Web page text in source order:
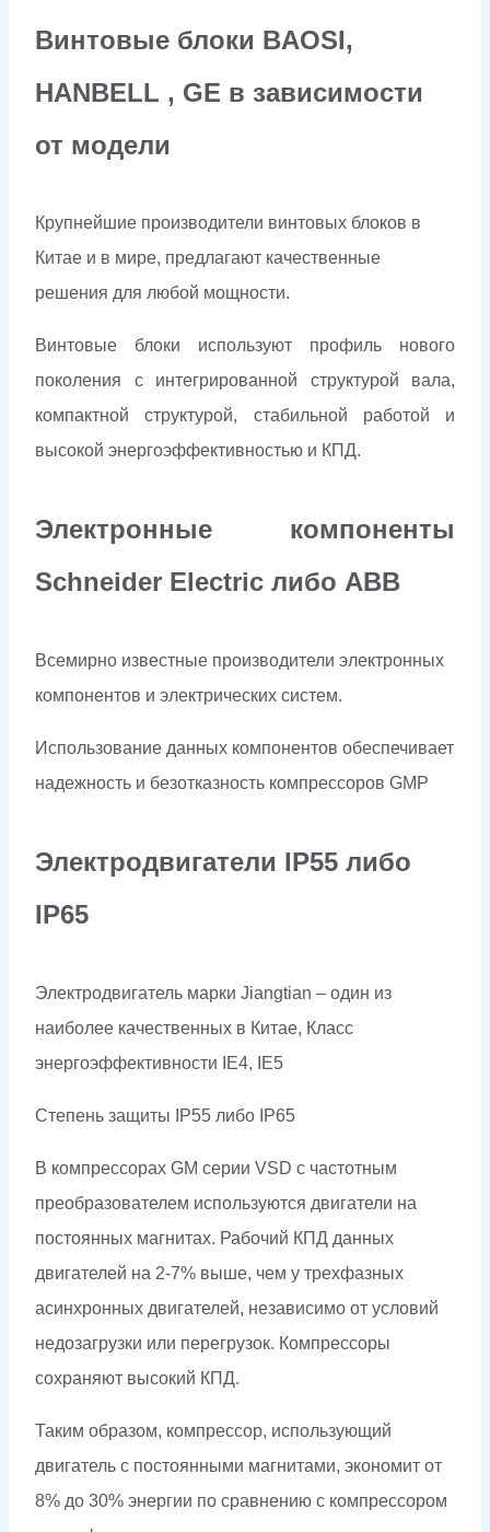
Винтовые блоки BAOSI,
HANBELL , GE в зависимости
от модели
Крупнейшие производители винтовых блоков в
Китае и в мире, предлагают качественные
решения для любой мощности.
Винтовые блоки используют профиль нового
поколения с интегрированной структурой вала,
компактной структурой, стабильной работой и
высокой энергоэффективностью и КПД.
Электронные компоненты
Schneider Electriс либо ABB
Всемирно известные производители электронных
компонентов и электрических систем.
Использование данных компонентов обеспечивает
надежность и безотказность компрессоров GMP
Электродвигатели IP55 либо
IP65
Электродвигатель марки Jiangtian – один из
наиболее качественных в Китае, Класс
энергоэффективности IE4, IE5
Степень защиты IP55 либо IP65
В компрессорах GM серии VSD с частотным
преобразователем используются двигатели на
постоянных магнитах. Рабочий КПД данных
двигателей на 2-7% выше, чем у трехфазных
асинхронных двигателей, независимо от условий
недозагрузки или перегрузок. Компрессоры
сохраняют высокий КПД.
Таким образом, компрессор, использующий
двигатель с постоянными магнитами, экономит от
8% до 30% энергии по сравнению с компрессором